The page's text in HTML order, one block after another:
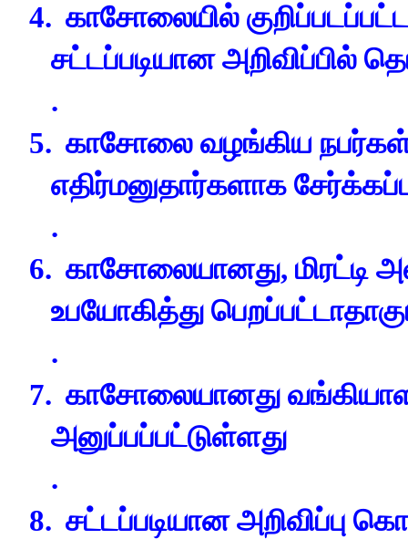
4. காசோலையில்
சட்டப்படியான அறிவிப்பில்
.
5. காசோலை வழங்கிய
எதிர்மனுதார்களாக
.
6. காசோலையானது,
உபயோகித்து
.
7. காசோலையானது
அனுப்பப்பட்டுள்ளது
.
8. சட்டப்படியான அறிவிப்பு